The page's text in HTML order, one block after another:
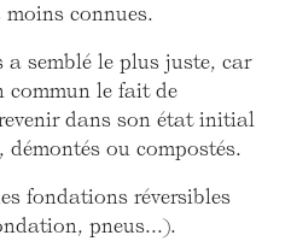
moins connues.
a semblé le plus juste, car
commun le fait de
dans son état initial
démontés ou compostés.
fondations réversibles
pneus...).